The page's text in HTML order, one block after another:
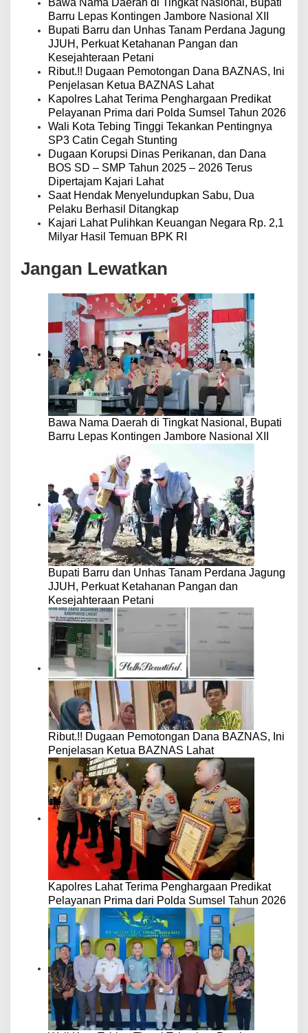
Barru Lepas Kontingen Jambore Nasional XII
Bupati Barru dan Unhas Tanam Perdana Jagung
JJUH, Perkuat Ketahanan Pangan dan
Kesejahteraan Petani
Ribut.!! Dugaan Pemotongan Dana BAZNAS, Ini
Penjelasan Ketua BAZNAS Lahat
Kapolres Lahat Terima Penghargaan Predikat
Pelayanan Prima dari Polda Sumsel Tahun 2026
Wali Kota Tebing Tinggi Tekankan Pentingnya
SP3 Catin Cegah Stunting
Dugaan Korupsi Dinas Perikanan, dan Dana
BOS SD – SMP Tahun 2025 – 2026 Terus
Dipertajam Kajari Lahat
Saat Hendak Menyelundupkan Sabu, Dua
Pelaku Berhasil Ditangkap
Kajari Lahat Pulihkan Keuangan Negara Rp. 2,1
Milyar Hasil Temuan BPK RI
Jangan Lewatkan
Bawa Nama Daerah di Tingkat Nasional, Bupati
Barru Lepas Kontingen Jambore Nasional XII
Bupati Barru dan Unhas Tanam Perdana Jagung
JJUH, Perkuat Ketahanan Pangan dan
Kesejahteraan Petani
Ribut.!! Dugaan Pemotongan Dana BAZNAS, Ini
Penjelasan Ketua BAZNAS Lahat
Kapolres Lahat Terima Penghargaan Predikat
Pelayanan Prima dari Polda Sumsel Tahun 2026